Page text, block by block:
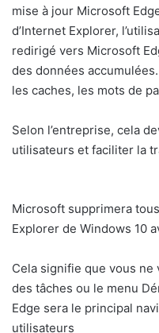
mise à jour Microsoft
d’Internet Explorer,
redirigé vers Microsoft
des données
les caches, les mots de
Selon l’entreprise, cela
utilisateurs et faciliter la
Microsoft supprimera
Explorer de Windows 10
Cela signifie que vous ne
des tâches ou le menu
Edge sera le principal
utilisateurs